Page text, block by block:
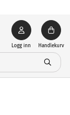
Logg inn Handlekurv